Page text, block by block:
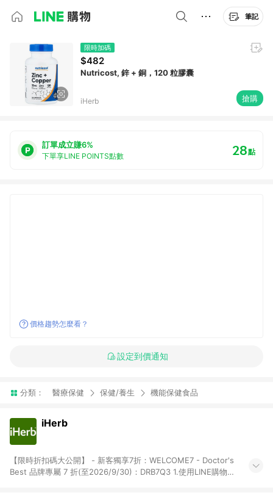
筆記
限時加碼
$482
Nutricost, 鋅 + 銅，120 粒膠囊
iHerb 搶購
訂單成立賺6%
下單享LINE POINTS點數 28點
價格趨勢怎麼看？
設定到價通知
分類： 醫療保健 保健/養生 機能保健食品
iHerb
【限時折扣碼大公開】 - 新客獨享7折：WELCOME7 - Doctor's
Best 品牌專屬 7 折(至2026/9/30)：DRB7Q3 1.使用LINE購物下